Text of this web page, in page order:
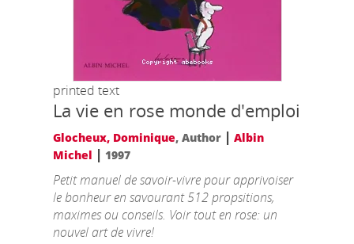
printed text
La vie en rose monde d'emploi
Glocheux, Dominique, Author |Albin
Michel | 1997
Petit manuel de savoir-vivre pour apprivoiser
le bonheur en savourant 512 propsitions,
maximes ou conseils. Voir tout en rose: un
nouvel art de vivre!